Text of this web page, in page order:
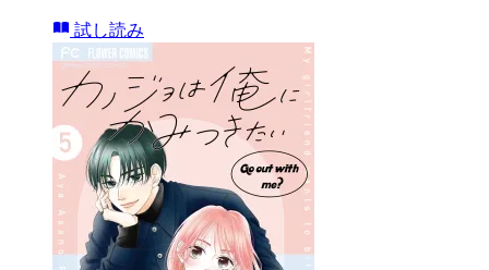
試し読み